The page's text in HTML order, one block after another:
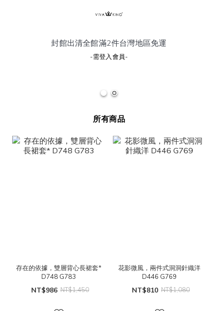
封館出清全館滿2件台灣地區免運
-需登入會員-
所有商品
存在的依據，雙層背心長裙套*
D748 G783
NT$986 NT$1,450
花影微風，兩件式洞洞針織洋
D446 G769
NT$810 NT$1,080